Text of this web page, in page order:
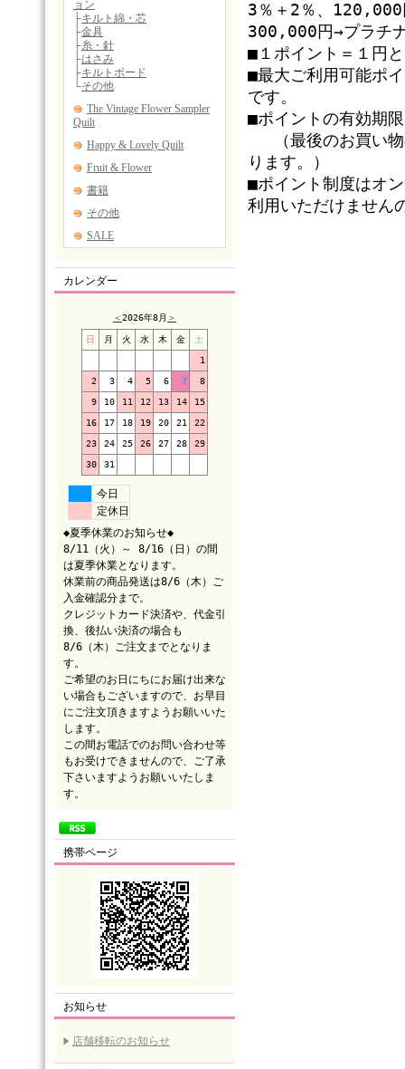
カレンダー
＜2026年8月 ＞
日 月 火 水 木 金 土
1
2 3 4 5 6 7 8
9 10 11 12 13 14 15
16 17 18 19 20 21 22
23 24 25 26 27 28 29
30 31
今日
定休日
◆夏季休業のお知らせ◆
8/11（火）～ 8/16（日）の間
は夏季休業となります。
休業前の商品発送は8/6（木）ご
入金確認分まで。
クレジットカード決済や、代金引
換、後払い決済の場合も
8/6（木）ご注文までとなりま
す。
ご希望のお日にちにお届け出来な
い場合もございますので、お早目
にご注文頂きますようお願いいた
します。
この間お電話でのお問い合わせ等
もお受けできませんので、ご了承
下さいますようお願いいたしま
す。
携帯ページ
お知らせ
店舗移転のお知らせ
3％＋2％、120,000
300,000円→プラチ
■１ポイント＝１円
■最大ご利用可能ポ
です。
■ポイントの有効期
（最後のお買い物
ります。）
■ポイント制度はオ
利用いただけません